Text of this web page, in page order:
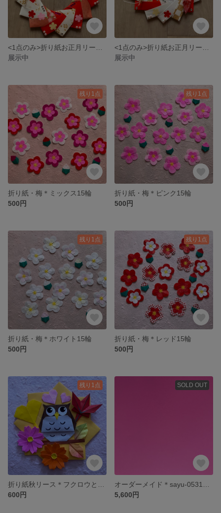
展示中
展示中
残り1点
折り紙・梅＊ミックス15輪
500円
残り1点
折り紙・梅＊ピンク15輪
500円
残り1点
折り紙・梅＊ホワイト15輪
500円
残り1点
折り紙・梅＊レッド15輪
500円
残り1点
600円
SOLD OUT
5,600円